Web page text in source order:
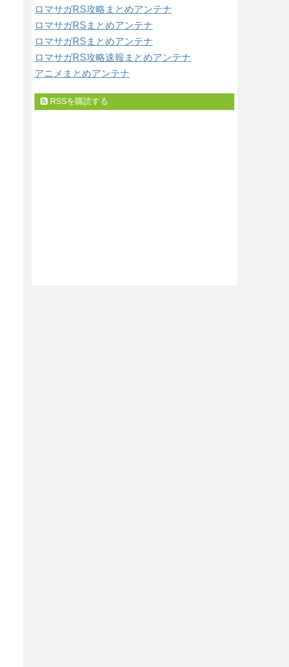
ロマサガRS攻略まとめアンテナ
ロマサガRSまとめアンテナ
ロマサガRSまとめアンテナ
ロマサガRS攻略速報まとめアンテナ
アニメまとめアンテナ
RSSを購読する